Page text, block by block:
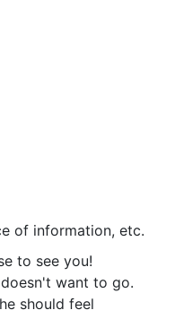
of information, etc.
to see you!
want to go.
should feel